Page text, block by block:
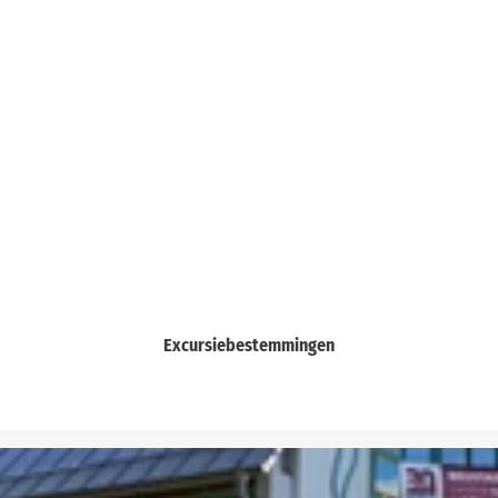
Excursiebestemmingen